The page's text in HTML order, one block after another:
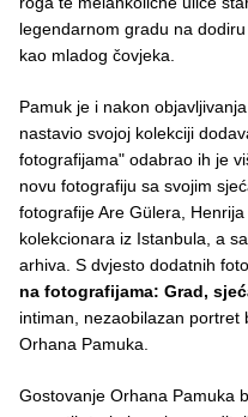
legendarnom gradu na
kao mladog čovjeka.
Pamuk je i nakon
nastavio svojoj kolekciji
fotografijama" odabrao ih je
novu fotografiju sa svojim
fotografije Are Gülera,
kolekcionara iz Istanbula, a
arhiva. S dvjesto dodatnih
na fotografijama: Grad,
intiman, nezaobilazan portret
Orhana Pamuka.
Gostovanje Orhana Pamuka